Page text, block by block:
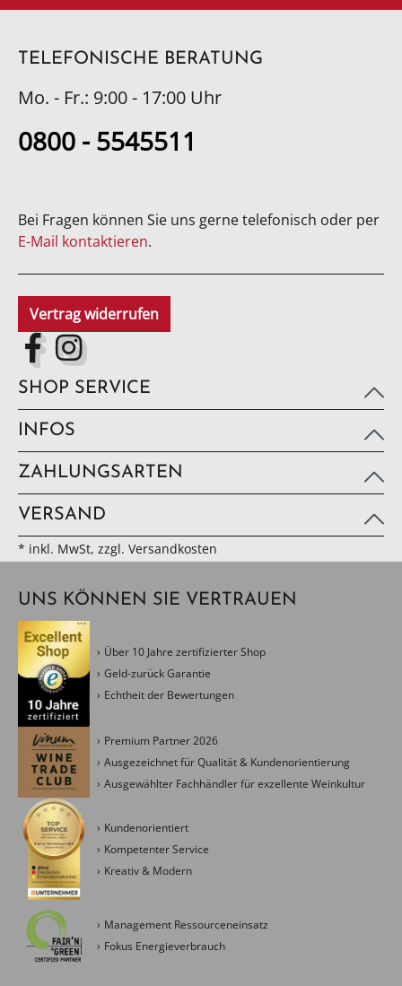
TELEFONISCHE BERATUNG
Mo. - Fr.: 9:00 - 17:00 Uhr
0800 - 5545511
Bei Fragen können Sie uns gerne telefonisch oder per
E-Mail kontaktieren.
Vertrag widerrufen
SHOP SERVICE
INFOS
ZAHLUNGSARTEN
VERSAND
* inkl. MwSt, zzgl. Versandkosten
UNS KÖNNEN SIE VERTRAUEN
Über 10 Jahre zertifizierter Shop
Geld-zurück Garantie
Echtheit der Bewertungen
Premium Partner 2026
Ausgezeichnet für Qualität & Kundenorientierung
Ausgewählter Fachhändler für exzellente Weinkultur
Kundenorientiert
Kompetenter Service
Kreativ & Modern
Management Ressourceneinsatz
Fokus Energieverbrauch